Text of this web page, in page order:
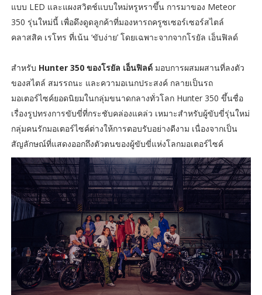
แบบ LED และแผงสวิตช์แบบใหม่หรูหราขึ้น การมาของ Meteor
350 รุ่นใหม่นี้ เพื่อดึงดูดลูกค้าที่มองหารถครูซเซอร์เซอร์สไตล์
คลาสสิค เรโทร ที่เน้น ‘ขับง่าย’ โดยเฉพาะจากจากโรยัล เอ็นฟิลด์
สำหรับ Hunter 350 ของโรยัล เอ็นฟิลด์ มอบการผสมผสานที่ลงตัว
ของสไตล์ สมรรถนะ และความอเนกประสงค์ กลายเป็นรถ
มอเตอร์ไซค์ยอดนิยมในกลุ่มขนาดกลางทั่วโลก Hunter 350 ขึ้นชื่อ
เรื่องรูปทรงการขับขี่ที่กระชับคล่องแคล่ว เหมาะสำหรับผู้ขับขี่รุ่นใหม่
กลุ่มคนรักมอเตอร์ไซค์ต่างให้การตอบรับอย่างดีงาม เนื่องจากเป็น
สัญลักษณ์ที่แสดงออกถึงตัวตนของผู้ขับขี่แห่งโลกมอเตอร์ไซค์